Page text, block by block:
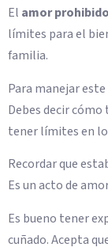
El amor prohibido
límites para el
familia.
Para manejar
Debes decir
tener límites en
Recordar que
Es un acto de
Es bueno tener
cuñado. Acepta